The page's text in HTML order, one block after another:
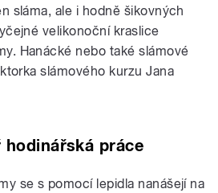
sláma, ale i hodně šikovných
velikonoční kraslice
Hanácké nebo také slámové
slámového kurzu Jana
hodinářská práce
se s pomocí lepidla nanášejí na